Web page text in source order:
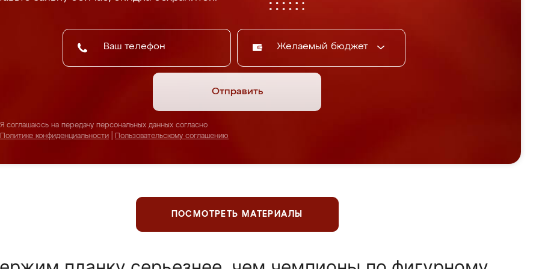
Желаемый бюджет
Отправить
Я соглашаюсь на передачу персональных данных согласно
Политике конфиденциальности
Пользовательскому соглашению
ПОСМОТРЕТЬ МАТЕРИАЛЫ